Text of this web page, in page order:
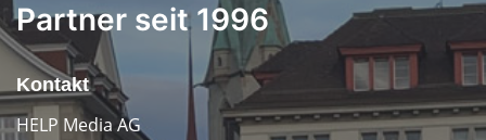
Partner seit 1996
Kontakt
HELP Media AG